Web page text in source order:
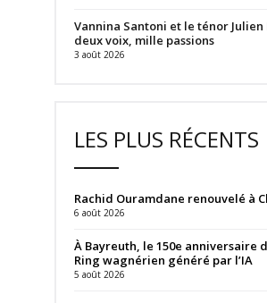
Vannina Santoni et le ténor Julien
deux voix, mille passions
3 août 2026
LES PLUS RÉCENTS
Rachid Ouramdane renouvelé à
6 août 2026
À Bayreuth, le 150e anniversaire
Ring wagnérien généré par l’IA
5 août 2026